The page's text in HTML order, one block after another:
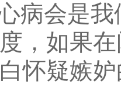
病会是
，如果
怀疑嫉